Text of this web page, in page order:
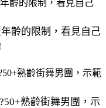
齡的限制，看見自己
熟齡街舞男團，示